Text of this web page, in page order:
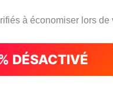
à économiser lors de
DÉSACTIVÉ